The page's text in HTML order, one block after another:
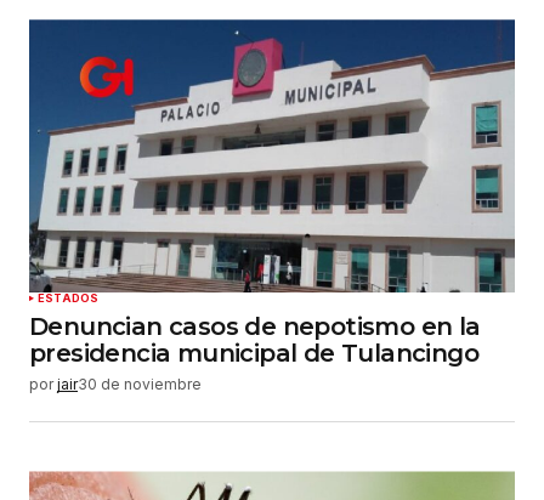
ESTADOS
Denuncian casos de nepotismo en la
presidencia municipal de Tulancingo
por jair30 de noviembre